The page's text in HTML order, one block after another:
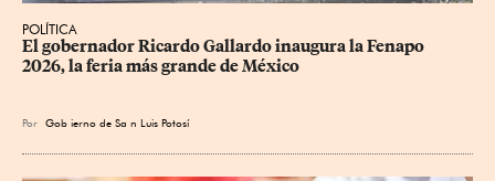
POLÍTICA
​El gobernador Ricardo Gallardo inaugura la Fenapo
2026, la feria más grande de México
Por Gob ierno de Sa n Luis Potosí